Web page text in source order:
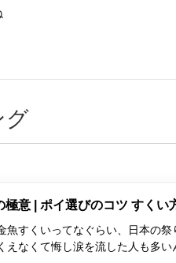
グ
極意 | ポイ選びのコツ すくい
魚すくいってなぐらい、日本の祭
えなくて悔し涙を流した人も多